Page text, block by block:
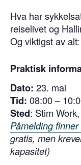
Hva har
reiselivet og
Og viktigst av
Praktisk
Dato: 23. mai
Tid: 08:00 –
Sted: Stim
Påmelding
gratis, men
kapasitet)